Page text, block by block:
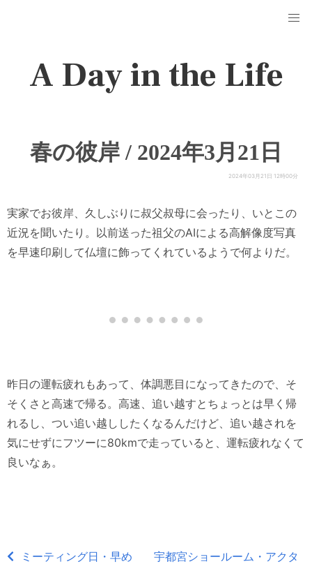
A Day in the Life
春の彼岸 / 2024年3月21日
2024年03月21日 12時00分
実家でお彼岸、久しぶりに叔父叔母に会ったり、いとこの
近況を聞いたり。以前送った祖父のAIによる高解像度写真
を早速印刷して仏壇に飾ってくれているようで何よりだ。
昨日の運転疲れもあって、体調悪目になってきたので、そ
そくさと高速で帰る。高速、追い越すとちょっとは早く帰
れるし、つい追い越ししたくなるんだけど、追い越されを
気にせずにフツーに80kmで走っていると、運転疲れなくて
良いなぁ。
ミーティング日・早め
宇都宮ショールーム・アクタ